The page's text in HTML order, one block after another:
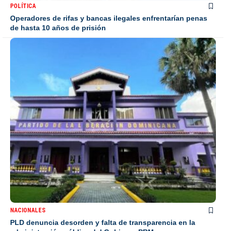
POLÍTICA
Operadores de rifas y bancas ilegales enfrentarían penas
de hasta 10 años de prisión
NACIONALES
PLD denuncia desorden y falta de transparencia en la